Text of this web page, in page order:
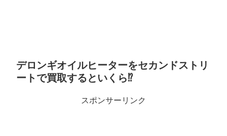
デロンギオイルヒーターをセカンドストリ
ートで買取するといくら⁉
スポンサーリンク